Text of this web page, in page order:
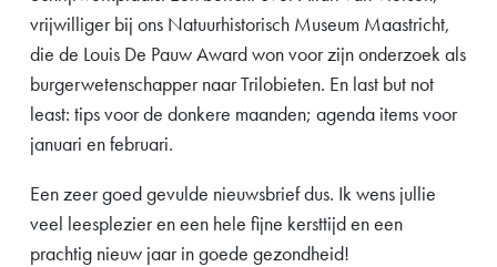
vrijwilliger bij ons Natuurhistorisch Museum Maastricht,
die de Louis De Pauw Award won voor zijn onderzoek als
burgerwetenschapper naar Trilobieten. En last but not
least: tips voor de donkere maanden; agenda items voor
januari en februari.
Een zeer goed gevulde nieuwsbrief dus. Ik wens jullie
veel leesplezier en een hele fijne kersttijd en een
prachtig nieuw jaar in goede gezondheid!